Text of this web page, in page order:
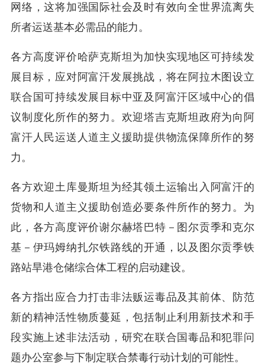
网络，这将加强国际社会及时有效向全世界流离失
所者运送基本必需品的能力。
各方高度评价哈萨克斯坦为加快实现地区可持续发
展目标，应对阿富汗发展挑战，将在阿拉木图设立
联合国可持续发展目标中亚及阿富汗区域中心的倡
议制度化所作的努力。欢迎塔吉克斯坦政府为向阿
富汗人民运送人道主义援助提供物流保障所作的努
力。
各方欢迎土库曼斯坦为经其领土运输出入阿富汗的
货物和人道主义援助创造必要条件所作的努力。为
此，各方高度评价谢尔赫塔巴特－图尔贡季和克尔
基－伊玛姆纳扎尔铁路线的开通，以及图尔贡季铁
路站旱港仓储综合体工程的启动建设。
各方指出应合力打击非法贩运毒品及其前体、防范
新的精神活性物质蔓延，包括制止利用新技术和手
段实施上述非法活动，研究在联合国毒品和犯罪问
题办公室参与下制定联合禁毒行动计划的可能性。